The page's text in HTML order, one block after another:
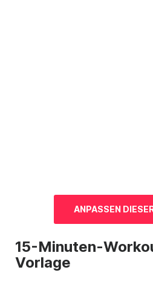
ANPASSEN
15-Minuten-
Vorlage